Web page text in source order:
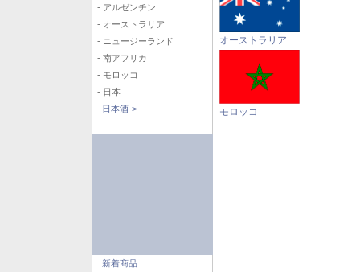
- アルゼンチン
- オーストラリア
- ニュージーランド
- 南アフリカ
- モロッコ
- 日本
日本酒->
新着商品...
オーストラリア
モロッコ